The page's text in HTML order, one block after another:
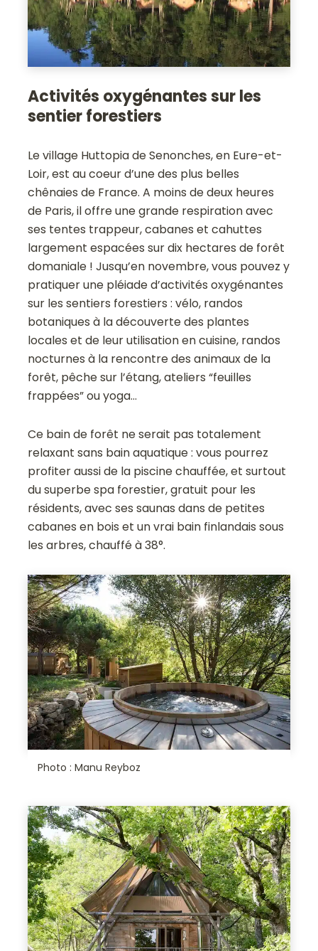
Activités oxygénantes sur les
sentier forestiers
Le village Huttopia de Senonches, en Eure-et-
Loir, est au coeur d’une des plus belles
chênaies de France. A moins de deux heures
de Paris, il offre une grande respiration avec
ses tentes trappeur, cabanes et cahuttes
largement espacées sur dix hectares de forêt
domaniale ! Jusqu’en novembre, vous pouvez y
pratiquer une pléiade d’activités oxygénantes
sur les sentiers forestiers : vélo, randos
botaniques à la découverte des plantes
locales et de leur utilisation en cuisine, randos
nocturnes à la rencontre des animaux de la
forêt, pêche sur l’étang, ateliers “feuilles
frappées” ou yoga…
Ce bain de forêt ne serait pas totalement
relaxant sans bain aquatique : vous pourrez
profiter aussi de la piscine chauffée, et surtout
du superbe spa forestier, gratuit pour les
résidents, avec ses saunas dans de petites
cabanes en bois et un vrai bain finlandais sous
les arbres, chauffé à 38°.
Photo : Manu Reyboz